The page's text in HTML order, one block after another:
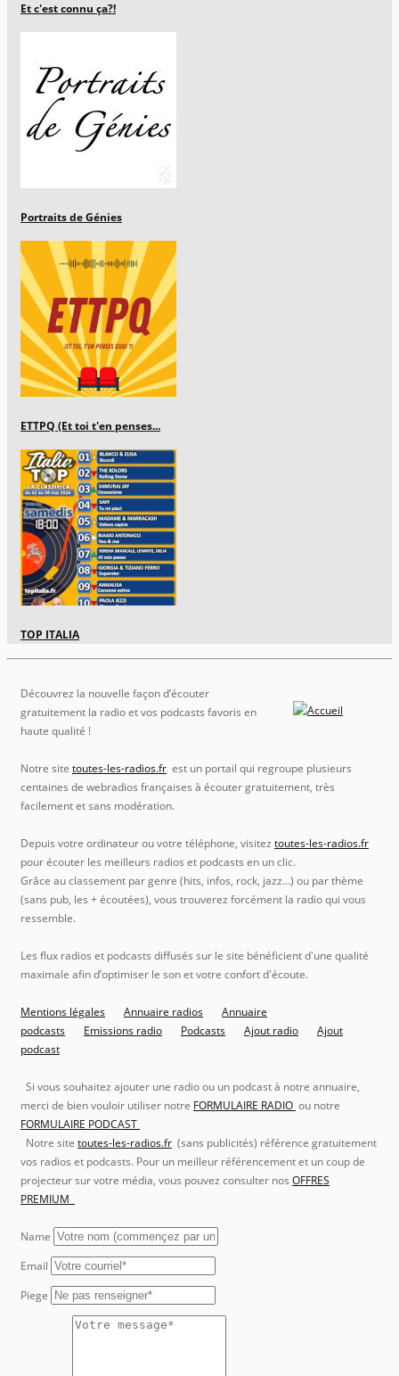
Et c'est connu ça?!
Portraits de Génies
ETTPQ (Et toi t'en penses...
TOP ITALIA
Découvrez la nouvelle façon d’écouter
gratuitement la radio et vos podcasts favoris en
haute qualité !
Notre site toutes-les-radios.fr est un portail qui regroupe plusieurs
centaines de webradios françaises à écouter gratuitement, très
facilement et sans modération.
Depuis votre ordinateur ou votre téléphone, visitez toutes-les-radios.fr
pour écouter les meilleurs radios et podcasts en un clic.
Grâce au classement par genre (hits, infos, rock, jazz…) ou par thème
(sans pub, les + écoutées), vous trouverez forcément la radio qui vous
ressemble.
Les flux radios et podcasts diffusés sur le site bénéficient d'une qualité
maximale afin d’optimiser le son et votre confort d'écoute.
Mentions légales Annuaire radios
Annuaire
podcasts
Emissions radio Podcasts Ajout radio
Ajout
podcast
Si vous souhaitez ajouter une radio ou un podcast à notre annuaire,
merci de bien vouloir utiliser notre FORMULAIRE RADIO ou notre
FORMULAIRE PODCAST
Notre site toutes-les-radios.fr (sans publicités) référence gratuitement
vos radios et podcasts. Pour un meilleur référencement et un coup de
projecteur sur votre média, vous pouvez consulter nos OFFRES
PREMIUM
Name
Email
Piege